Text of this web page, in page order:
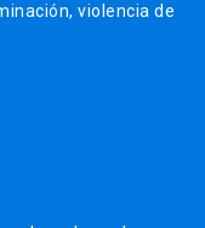
violencia de